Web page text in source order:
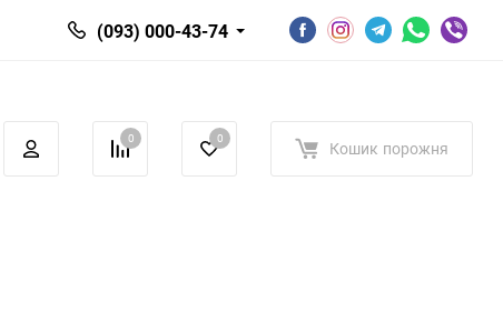
(093) 000-43-74
0 0 Кошик порожня